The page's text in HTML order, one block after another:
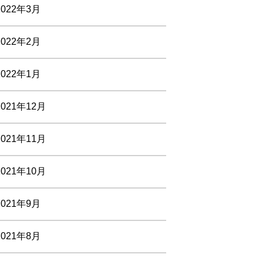
年3月
年2月
年1月
年12月
年11月
年10月
年9月
年8月